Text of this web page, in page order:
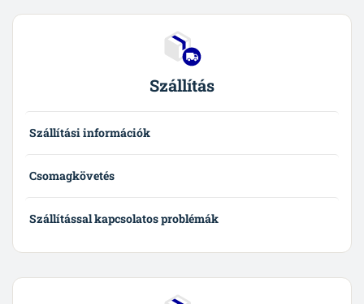
Szállítás
Szállítási információk
Csomagkövetés
Szállítással kapcsolatos problémák